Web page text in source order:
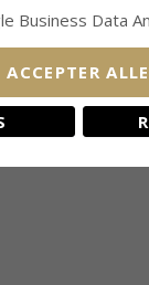
KØBT
Business Data
ACCEPTER ALLE